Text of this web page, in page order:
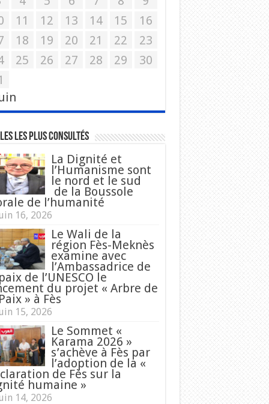
11 12 13 14 15
16
18 19 20 21 22
23
25 26 27 28 29
30
les plus consultés
La Dignité et
l’Humanisme sont
le nord et le sud
de la Boussole
de l’humanité
16, 2026
Le Wali de la
région Fès-Meknès
examine avec
l’Ambassadrice de
de l’UNESCO le
du projet « Arbre de
» à Fès
15, 2026
Le Sommet «
Karama 2026 »
s’achève à Fès par
l’adoption de la «
de Fès sur la
humaine »
14, 2026